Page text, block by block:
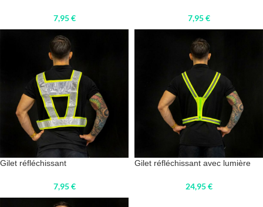
7,95€ 7,95€
Gilet réfléchissant
7,95€
Gilet réfléchissant avec lumière
24,95€